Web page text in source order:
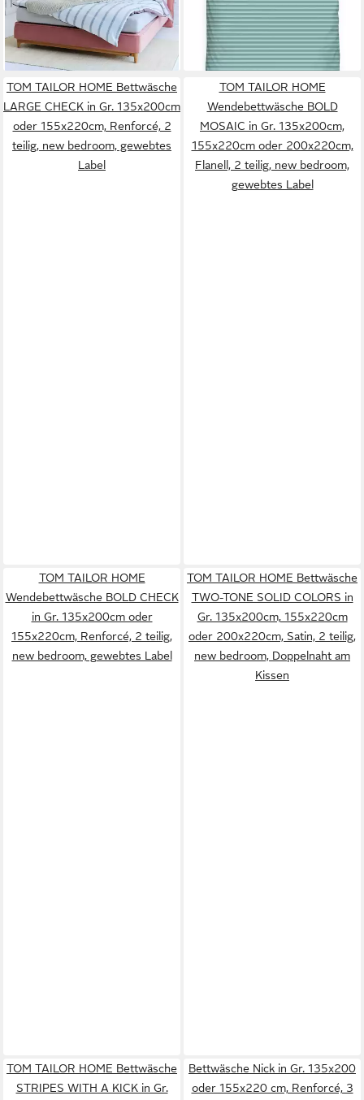
lieferbar - in 3-4 Werktagen bei dir lieferbar - in 3-4 Werktagen bei dir
TOM TAILOR HOME Bettwäsche
LARGE CHECK in Gr. 135x200cm
oder 155x220cm, Renforcé, 2
teilig, new bedroom, gewebtes
Label
TOM TAILOR HOME
Wendebettwäsche BOLD
MOSAIC in Gr. 135x200cm,
155x220cm oder 200x220cm,
Flanell, 2 teilig, new bedroom,
gewebtes Label
TOM TAILOR HOME
Wendebettwäsche BOLD CHECK
in Gr. 135x200cm oder
155x220cm, Renforcé, 2 teilig,
new bedroom, gewebtes Label
TOM TAILOR HOME Bettwäsche
TWO-TONE SOLID COLORS in
Gr. 135x200cm, 155x220cm
oder 200x220cm, Satin, 2 teilig,
new bedroom, Doppelnaht am
Kissen
TOM TAILOR HOME Bettwäsche
STRIPES WITH A KICK in Gr.
Bettwäsche Nick in Gr. 135x200
oder 155x220 cm, Renforcé, 3